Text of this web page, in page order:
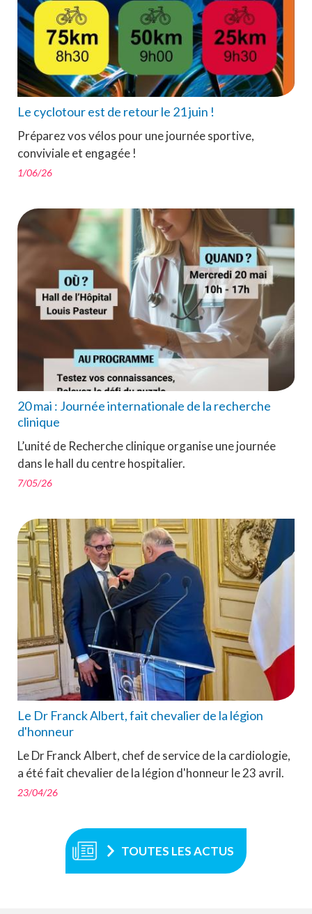
Le cyclotour est de retour le 21 juin !
Préparez vos vélos pour une journée sportive,
conviviale et engagée !
1/06/26
20 mai : Journée internationale de la recherche
clinique
L’unité de Recherche clinique organise une journée
dans le hall du centre hospitalier.
7/05/26
Le Dr Franck Albert, fait chevalier de la légion
d'honneur
Le Dr Franck Albert, chef de service de la cardiologie,
a été fait chevalier de la légion d'honneur le 23 avril.
23/04/26
TOUTES LES ACTUS